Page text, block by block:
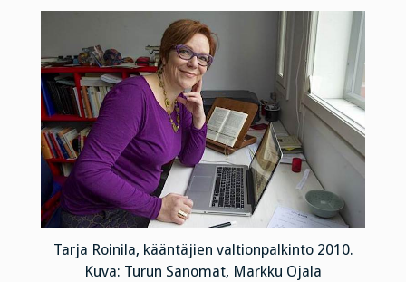
Tarja Roinila, kääntäjien valtionpalkinto 2010.
Kuva: Turun Sanomat, Markku Ojala